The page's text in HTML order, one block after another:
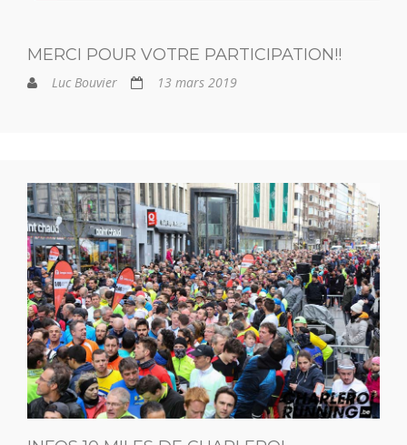
MERCI POUR VOTRE PARTICIPATION!!
Luc Bouvier 13 mars 2019